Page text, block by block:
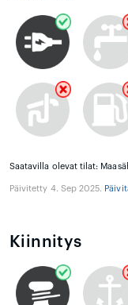
Saatavilla olevat tilat:
Päivitetty 4. Sep 2025.
Kiinnitys